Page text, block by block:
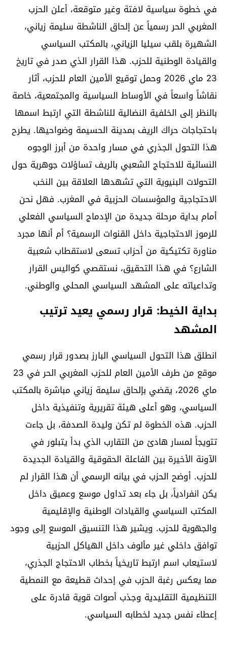
في خطوة سياسية لافتة وغير متوقعة، أعلن الحزب
المغربي الحر رسمياً عن إلحاق الناشطة سليمة زياني،
الشهيرة بلقب سيليا الزياني، بالمكتب السياسي
والقيادة الوطنية للحزب. هذا القرار الذي صدر في تاريخ
23 ماي 2026 وحمل توقيع الأمين العام للحزب، أثار
نقاشاً واسعاً في الأوساط السياسية والمجتمعية، خاصة
بالنظر إلى الخلفية النضالية للناشطة التي ارتبط اسمها
باحتجاجات حراك الريف بمدينة الحسيمة وضواحيها. يطرح
هذا التحول الجذري في مسار واحدة من أبرز الوجوه
النسائية للاحتجاج الشعبي بالريف تساؤلات جوهرية حول
التحولات البنيوية التي تشهدها العلاقة بين النخب
الاحتجاجية والمؤسسات الحزبية في المغرب. فهل نحن
أمام بداية مرحلة جديدة من الإدماج السياسي الفعلي
للرموز الاحتجاجية داخل القنوات الرسمية؟ أم أنها مجرد
مناورة تكتيكية من أحزاب تسعى لاستقطاب شعبية
الشارع؟ في هذا التحقيق، نستقصي كواليس القرار
وتداعياته على المشهد السياسي المحلي والوطني.
بداية الخيط: قرار رسمي يعيد ترتيب
المشهد
انطلق هذا التحول السياسي البارز بصدور قرار رسمي
موقع من طرف الأمين العام للحزب المغربي الحر في 23
ماي 2026، يقضي بإلحاق سليمة زياني مباشرة بالمكتب
السياسي، وهو أعلى هيئة تقريرية وتنفيذية داخل
الحزب. هذه الخطوة لم تكن وليدة الصدفة، بل جاءت
تتويجاً لمسار هادئ من التقارب الذي بدأ يتبلور في
الآونة الأخيرة بين الفاعلة الحقوقية والقيادة الجديدة
للحزب. أوضح الحزب في بيانه الرسمي أن هذا القرار لم
يكن انفرادياً، بل جاء بعد تداول موسع وعميق داخل
المكتب السياسي والقيادات الوطنية والإقليمية
والجهوية للحزب. ويشير هذا التنسيق الموسع إلى وجود
توافق داخلي غير مألوف داخل الهياكل الحزبية
لاستيعاب اسم ارتبط تاريخياً بخطاب الاحتجاج الجذري،
مما يعكس رغبة الحزب في إحداث قطيعة مع النمطية
التنظيمية التقليدية وجذب أصوات قوية قادرة على
إعطاء نفس جديد لخطابه السياسي.